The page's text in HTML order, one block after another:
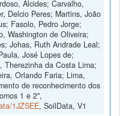
Alcides; Carvalho,
Delcio Peres; Martins, João
Fasolo, Pedro Jorge;
Washington de Oliveira;
Johas, Ruth Andrade Leal;
José Lopes de;
Therezinha da Costa Lima;
Orlando Faria; Lima,
de reconhecimento dos
1 e 2",
1JZSEE, SoilData, V1